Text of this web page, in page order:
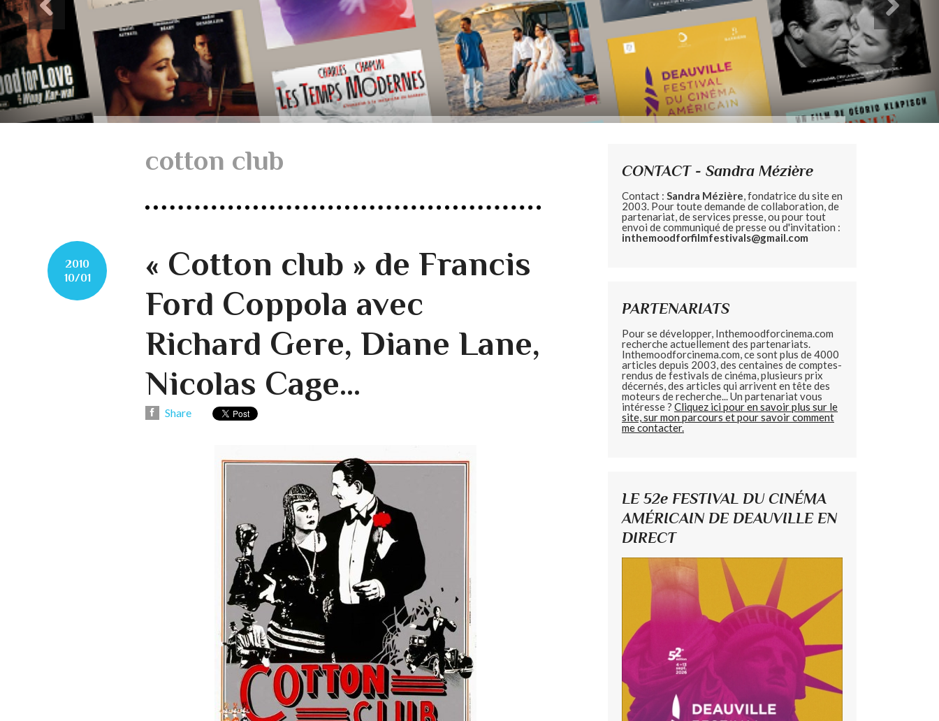
cotton club
2010
10/01
« Cotton club » de Francis
Ford Coppola avec
Richard Gere, Diane Lane,
Nicolas Cage…
Share
CONTACT - Sandra Mézière
Contact : Sandra Mézière, fondatrice du site en
2003. Pour toute demande de collaboration, de
partenariat, de services presse, ou pour tout
envoi de communiqué de presse ou d'invitation :
inthemoodforfilmfestivals@gmail.com
PARTENARIATS
Pour se développer, Inthemoodforcinema.com
recherche actuellement des partenariats.
Inthemoodforcinema.com, ce sont plus de 4000
articles depuis 2003, des centaines de comptes-
rendus de festivals de cinéma, plusieurs prix
décernés, des articles qui arrivent en tête des
moteurs de recherche... Un partenariat vous
intéresse ? Cliquez ici pour en savoir plus sur le
site, sur mon parcours et pour savoir comment
me contacter.
LE 52e FESTIVAL DU CINÉMA
AMÉRICAIN DE DEAUVILLE EN
DIRECT